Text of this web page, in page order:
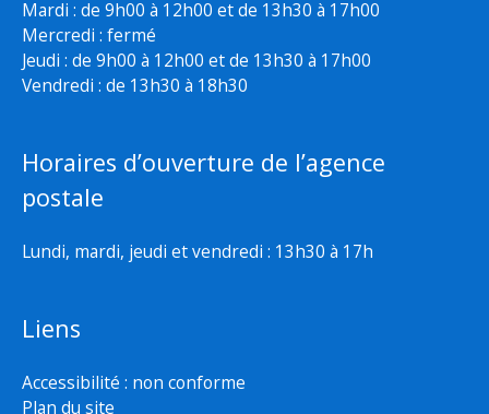
Mardi : de 9h00 à 12h00 et de 13h30 à 17h00
Mercredi : fermé
Jeudi : de 9h00 à 12h00 et de 13h30 à 17h00
Vendredi : de 13h30 à 18h30
Horaires d’ouverture de l’agence
postale
Lundi, mardi, jeudi et vendredi : 13h30 à 17h
Liens
Accessibilité : non conforme
Plan du site